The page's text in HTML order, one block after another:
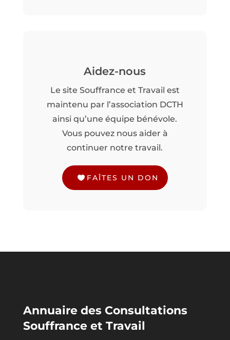
Aidez-nous
Le site Souffrance et Travail est
maintenu par l’association DCTH
ainsi qu’une équipe bénévole.
Vous pouvez nous aider à
continuer notre travail.
FAÎTES UN DON
Annuaire des Consultations
Souffrance et Travail